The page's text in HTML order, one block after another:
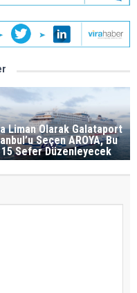
Liman Olarak Galataport
Seçen AROYA, Bu
15 Sefer Düzenleyecek